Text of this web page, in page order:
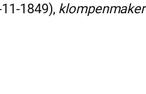
1849), klompenmaker